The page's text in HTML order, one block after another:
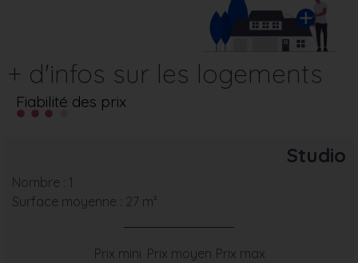
+ d'infos sur les logements
Fiabilité des prix
Studio
Nombre : 1
Surface moyenne : 27 m²
Prix mini Prix moyen Prix max